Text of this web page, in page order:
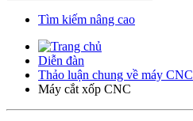
Tìm kiếm nâng cao
Diễn đàn
Thảo luận chung về máy CNC
Máy cắt xốp CNC